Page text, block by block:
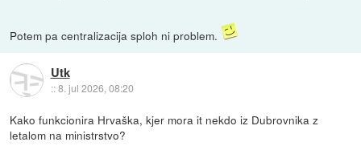
Potem pa centralizacija sploh ni problem.
Utk
::8. jul 2026, 08:20
Kako funkcionira Hrvaška, kjer mora it nekdo iz Dubrovnika z
letalom na ministrstvo?